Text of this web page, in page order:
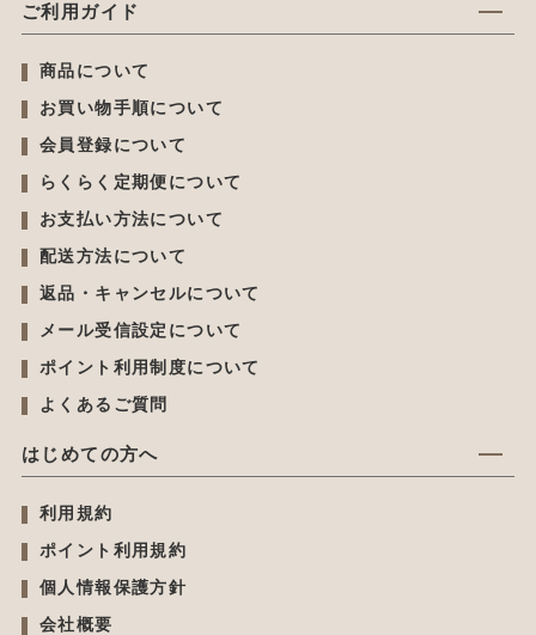
ご利用ガイド
商品について
お買い物手順について
会員登録について
らくらく定期便について
お支払い方法について
配送方法について
返品・キャンセルについて
メール受信設定について
ポイント利用制度について
よくあるご質問
はじめての方へ
利用規約
ポイント利用規約
個人情報保護方針
会社概要